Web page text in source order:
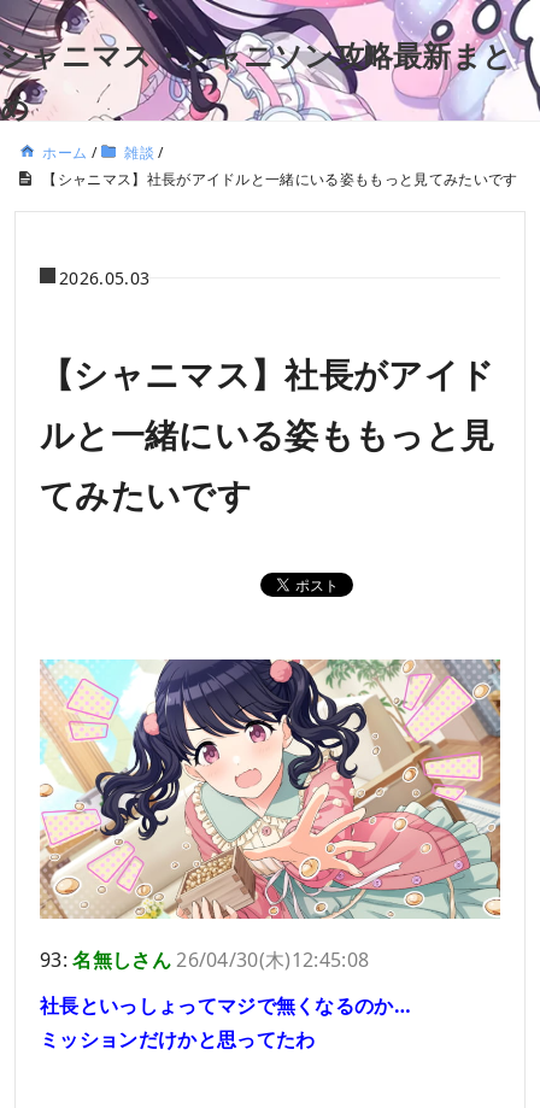
シャニマス・シャニソン攻略最新まと
め
ホーム / 雑談 /
【シャニマス】社長がアイドルと一緒にいる姿ももっと見てみたいです
2026.05.03
【シャニマス】社長がアイド
ルと一緒にいる姿ももっと見
てみたいです
93:名無しさん26/04/30(木)12:45:08
社長といっしょってマジで無くなるのか…
ミッションだけかと思ってたわ